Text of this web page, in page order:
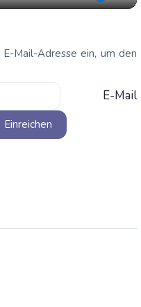
Mail-Adresse ein, um den
E-Mail